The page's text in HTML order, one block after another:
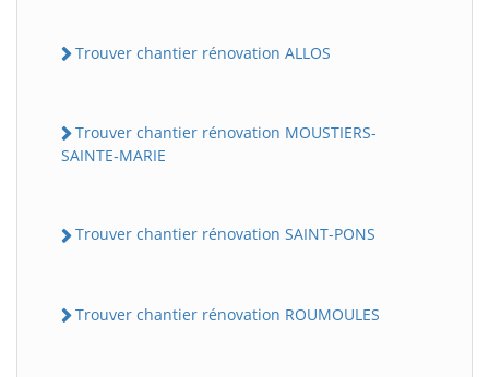
Trouver chantier rénovation ALLOS
Trouver chantier rénovation MOUSTIERS-
SAINTE-MARIE
Trouver chantier rénovation SAINT-PONS
Trouver chantier rénovation ROUMOULES